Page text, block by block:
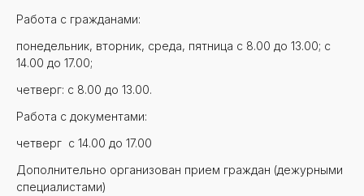
Работа с гражданами:
понедельник, вторник, среда, пятница с 8.00 до 13.00; с
14.00 до 17.00;
четверг: с 8.00 до 13.00.
Работа с документами:
четверг с 14.00 до 17.00
Дополнительно организован прием граждан (дежурными
специалистами)